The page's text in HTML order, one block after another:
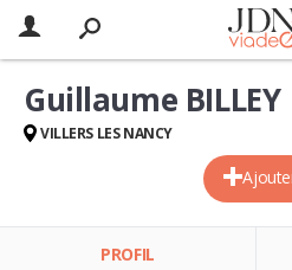
Guillaume BILLEY
VILLERS LES NANCY
PROFIL